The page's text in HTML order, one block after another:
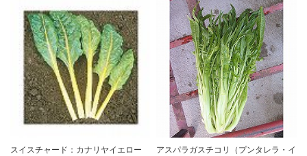
スイスチャード：カナリヤイエロー
アスパラガスチコリ（プンタレラ・イ